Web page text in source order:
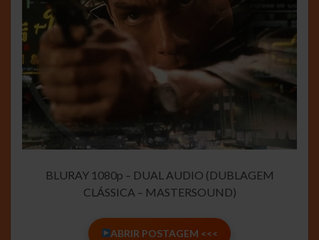
BLURAY 1080p – DUAL AUDIO (DUBLAGEM
CLÁSSICA – MASTERSOUND)
ABRIR POSTAGEM <<<